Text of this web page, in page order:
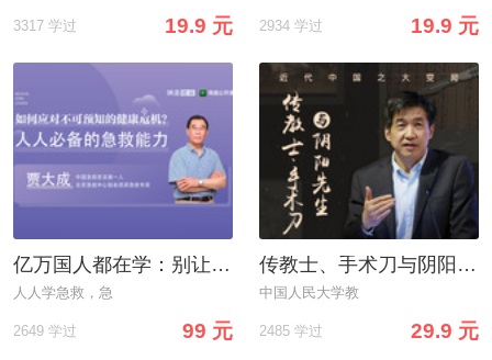
3317 学过 19.9 元 2934 学过 19.9 元
亿万国人都在学：别让不懂急救给你留遗憾
人人学急救，急
2649 学过 99 元
传教士、手术刀与阴阳先生：近代中国之大变局
中国人民大学教
2485 学过 29.9 元